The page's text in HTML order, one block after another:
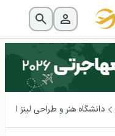
دانشگاه هنر و طراحی لینز